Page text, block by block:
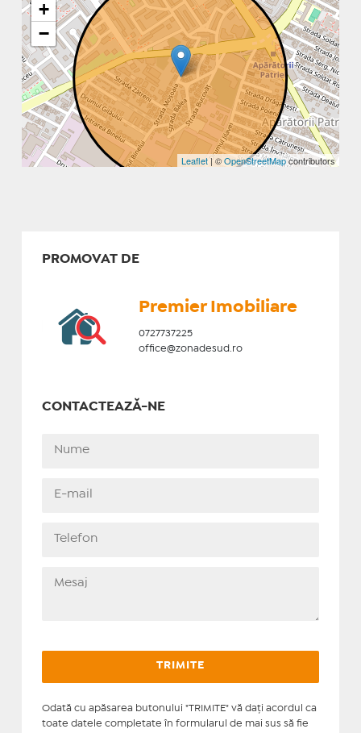
+
−
Leaflet| ©OpenStreetMapcontributors
PROMOVAT DE
Premier Imobiliare
0727737225
office@zonadesud.ro
CONTACTEAZĂ-NE
Odată cu apăsarea butonului "TRIMITE" vă daţi acordul ca
toate datele completate în formularul de mai sus să fie